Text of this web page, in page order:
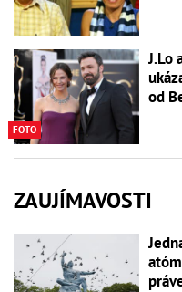
FOTO
J.Lo
od
ZAUJÍMAVOSTI